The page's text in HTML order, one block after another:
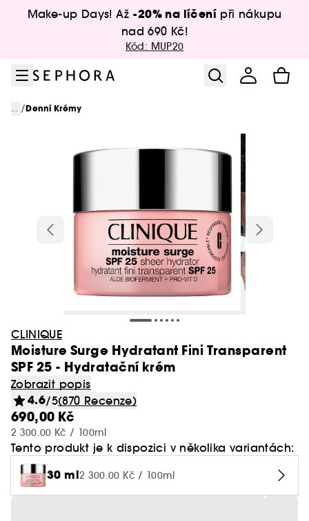
Přejít na hlavní obsah
Make-up Days! Až -20% na líčení při nákupu
nad 690 Kč!
Kód: MUP20
... /Denní Krémy
CLINIQUE
Moisture Surge Hydratant Fini Transparent
SPF 25 - Hydratační krém
Zobrazit popis
4.6/5(870 Recenze)
690,00 Kč
2 300.00 Kč / 100ml
Tento produkt je k dispozici v několika variantách:
30 ml2 300.00 Kč / 100ml